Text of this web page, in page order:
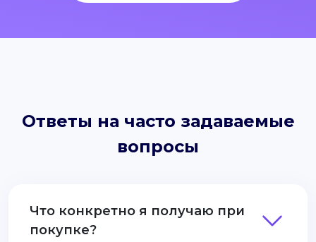
Ответы на часто задаваемые
вопросы
Что конкретно я получаю при
покупке?